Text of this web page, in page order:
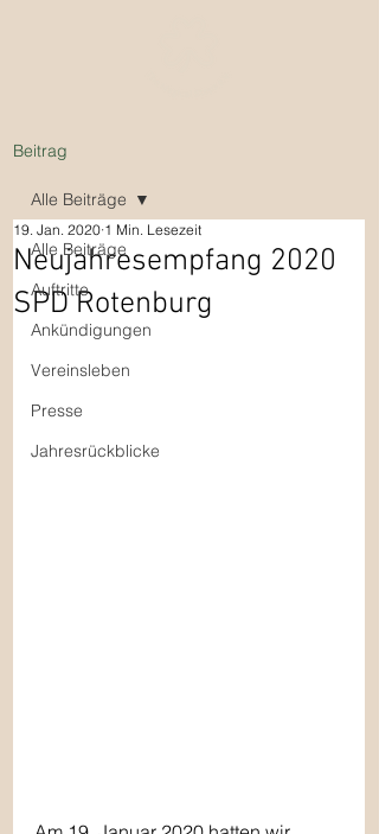
Beitrag
Alle Beiträge
Auftritte
Ankündigungen
Vereinsleben
Presse
Jahresrückblicke
Alle Beiträge
Neujahresempfang 2020
SPD Rotenburg
19. Jan. 2020 1 Min. Lesezeit